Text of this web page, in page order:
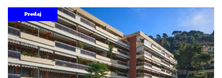
Predaj